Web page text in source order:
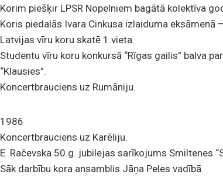
Korim piešķir LPSR Nopelniem bagātā kolektīva
Koris piedalās Ivara Cinkusa izlaiduma eksāmenā
Latvijas vīru koru skatē 1.vieta.
Studentu vīru koru konkursā “Rīgas gailis” balva
“Klausies”.
Koncertbrauciens uz Rumāniju.
1986
Koncertbrauciens uz Karēliju.
E. Račevska 50.g. jubilejas sarīkojums Smiltenes
Sāk darbību kora ansamblis Jāņa Peles vadībā.